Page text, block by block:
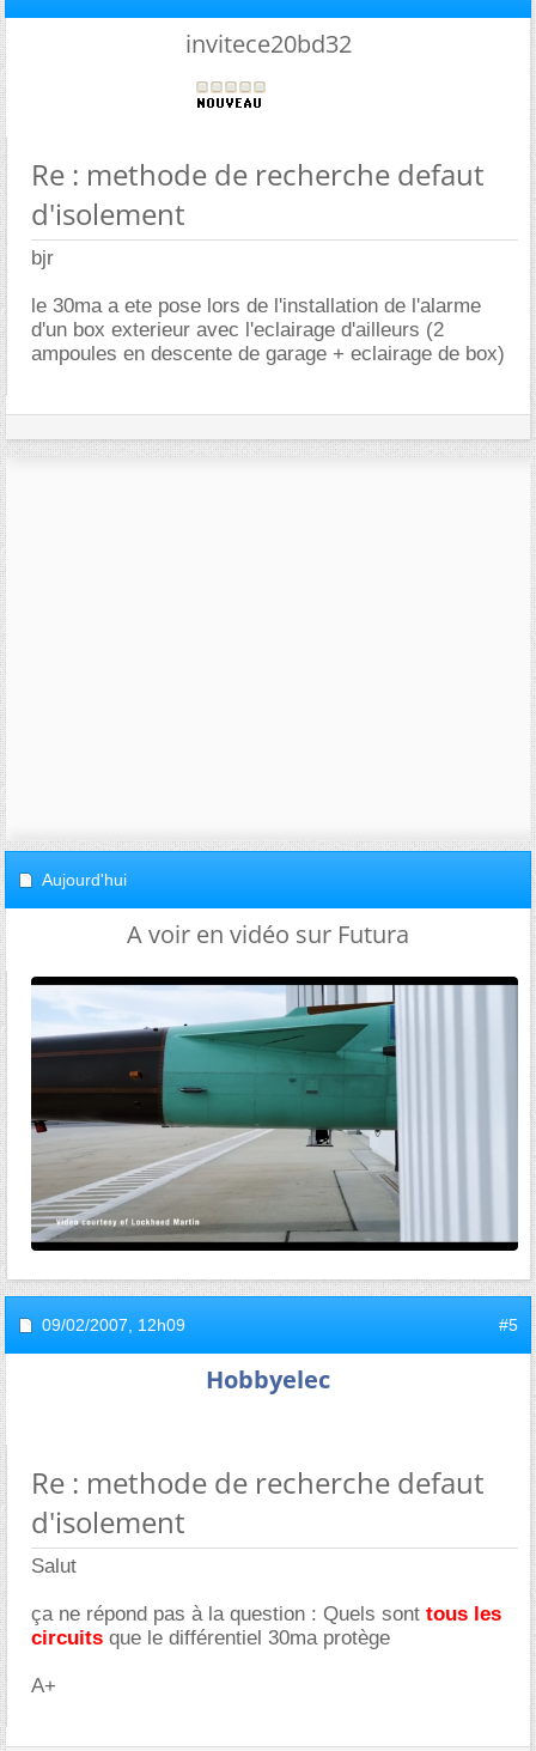
invitece20bd32
Re : methode de recherche defaut
d'isolement
bjr
le 30ma a ete pose lors de l'installation de l'alarme
d'un box exterieur avec l'eclairage d'ailleurs (2
ampoules en descente de garage + eclairage de box)
Aujourd'hui
A voir en vidéo sur Futura
09/02/2007, 12h09 #5
Hobbyelec
Re : methode de recherche defaut
d'isolement
Salut
ça ne répond pas à la question : Quels sont tous les
circuits que le différentiel 30ma protège
A+